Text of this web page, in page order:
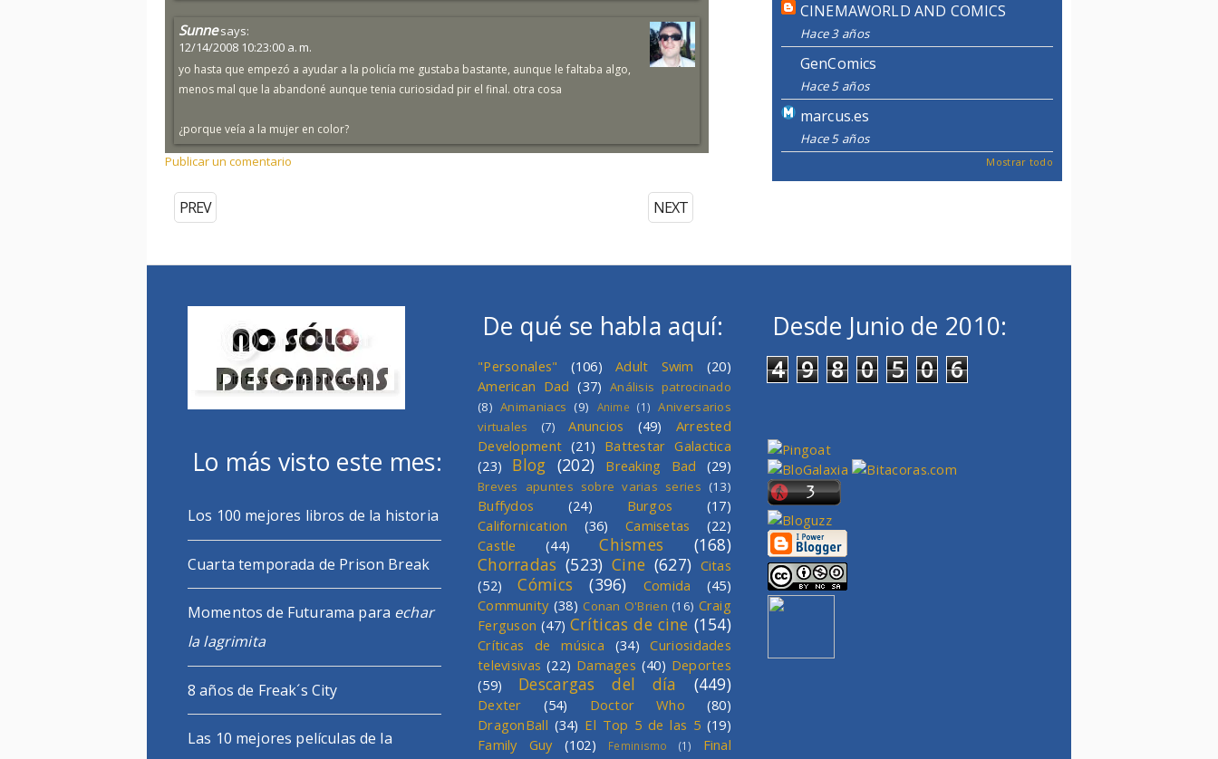
Sunne says:
12/14/2008 10:23:00 a. m.
yo hasta que empezó a ayudar a la policía me gustaba bastante, aunque le faltaba algo,
menos mal que la abandoné aunque tenia curiosidad pir el final. otra cosa
¿porque veía a la mujer en color?
Publicar un comentario
NEXT
PREV
CINEMAWORLD AND COMICS
Hace 3 años
GenComics
Hace 5 años
marcus.es
Hace 5 años
Mostrar todo
Lo más visto este mes:
Los 100 mejores libros de la historia
Cuarta temporada de Prison Break
Momentos de Futurama para echar
la lagrimita
8 años de Freak´s City
Las 10 mejores películas de la
De qué se habla aquí:
"Personales" (106) Adult Swim
(20)
American Dad (37) Análisis patrocinado
(8) Animaniacs (9) Anime (1) Aniversarios
virtuales
(7) Anuncios (49)
Arrested
Development (21) Battestar Galactica
(23)
Blog (202) Breaking Bad (29)
Breves apuntes sobre varias series (13)
Buffydos (24) Burgos
(17)
Californication
(36) Camisetas
(22)
Castle
(44) Chismes
(168)
Chorradas (523) Cine (627) Citas
(52)
Cómics (396) Comida
(45)
Community (38) Conan O'Brien (16) Craig
Ferguson (47) Críticas de cine (154)
Críticas de música (34)
Curiosidades
televisivas (22) Damages (40) Deportes
(59)
Descargas del día (449)
Dexter (54) Doctor Who
(80)
DragonBall (34) El Top 5 de las 5 (19)
Family Guy
(102) Feminismo (1)
Final
Desde Junio de 2010:
4 9 8 0 5 0 6